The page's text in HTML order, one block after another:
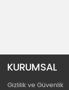
KURUMSAL
Gizlilik ve Güvenlik